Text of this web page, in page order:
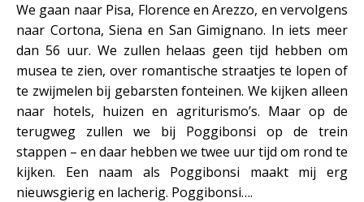
We gaan naar Pisa, Florence en Arezzo, en vervolgens
naar Cortona, Siena en San Gimignano. In iets meer
dan 56 uur. We zullen helaas geen tijd hebben om
musea te zien, over romantische straatjes te lopen of
te zwijmelen bij gebarsten fonteinen. We kijken alleen
naar hotels, huizen en agriturismo’s. Maar op de
terugweg zullen we bij Poggibonsi op de trein
stappen – en daar hebben we twee uur tijd om rond te
kijken. Een naam als Poggibonsi maakt mij erg
nieuwsgierig en lacherig. Poggibonsi….